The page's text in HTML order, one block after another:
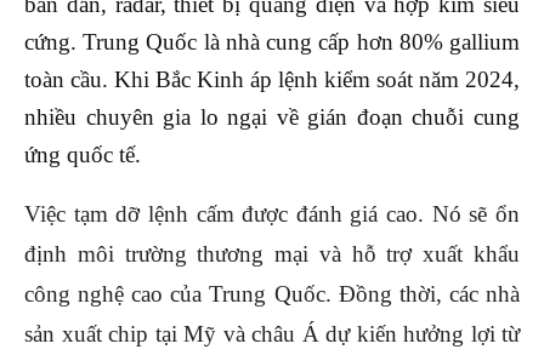
cứng. Trung Quốc là nhà cung cấp hơn 80% gallium
toàn cầu. Khi Bắc Kinh áp lệnh kiểm soát năm 2024,
nhiều chuyên gia lo ngại về gián đoạn chuỗi cung
ứng quốc tế.
Việc tạm dỡ lệnh cấm được đánh giá cao. Nó sẽ ổn
định môi trường thương mại và hỗ trợ xuất khẩu
công nghệ cao của Trung Quốc. Đồng thời, các nhà
sản xuất chip tại Mỹ và châu Á dự kiến hưởng lợi từ